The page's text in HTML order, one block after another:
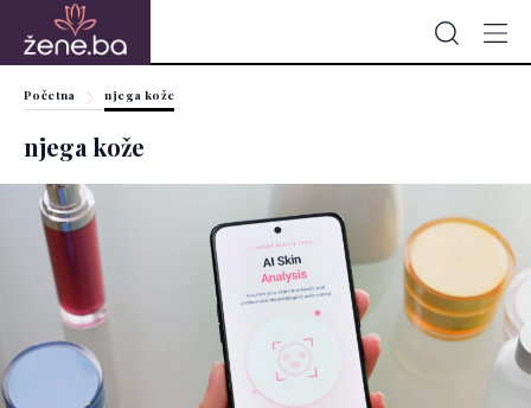
Početna njega kože
njega kože